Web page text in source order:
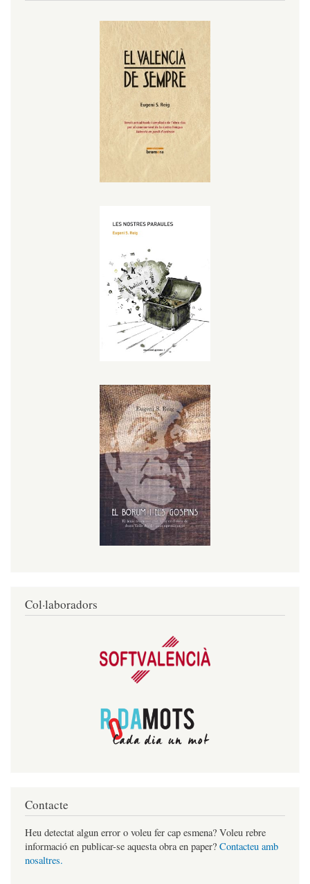
Col·laboradors
Contacte
Heu detectat algun error o voleu fer cap esmena? Voleu rebre
informació en publicar-se aquesta obra en paper? Contacteu amb
nosaltres.